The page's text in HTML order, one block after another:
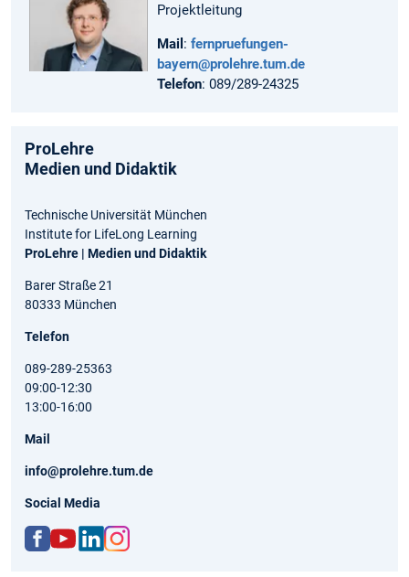
Projektleitung
Mail : fernpruefungen-
bayern@prolehre.tum.de
Telefon: 089/289-24325
ProLehre
Medien und Didaktik
Technische Universität München
Institute for LifeLong Learning
ProLehre | Medien und Didaktik
Barer Straße 21
80333 München
Telefon
089-289-25363
09:00-12:30
13:00-16:00
Mail
info@prolehre.tum.de
Social Media